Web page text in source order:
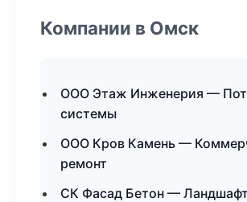
Компании в Омск
ООО Этаж Инженерия —
системы
ООО Кров Камень —
ремонт
СК Фасад Бетон —